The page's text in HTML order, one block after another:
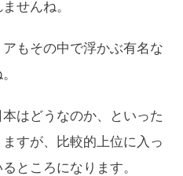
せんね。
もその中で浮かぶ有名な
はどうなのか、といった
すが、比較的上位に入っ
ところになります。